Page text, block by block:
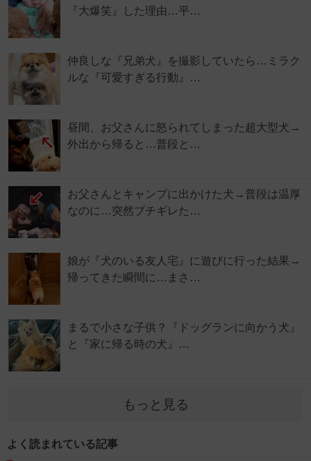
『大爆笑』した理由…平…
仲良しな『兄弟犬』を撮影していたら…ミラク
ルな『可愛すぎる行動』…
昼間、お父さんに怒られてしまった超大型犬→
外出から帰ると…普段と…
お父さんとキャンプに出かけた犬→普段は温厚
なのに…突然ブチギレた…
娘が『犬のいる友人宅』に遊びに行った結果→
帰ってきた瞬間に…まさ…
まるで小さな子供？『ドッグランに向かう犬』
と『家に帰る時の犬』…
もっと見る
よく読まれている記事